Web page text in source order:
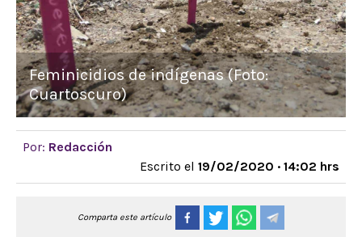
Feminicidios de indígenas (Foto:
Cuartoscuro)
Por: Redacción
Escrito el 19/02/2020 · 14:02 hrs
Comparta este artículo